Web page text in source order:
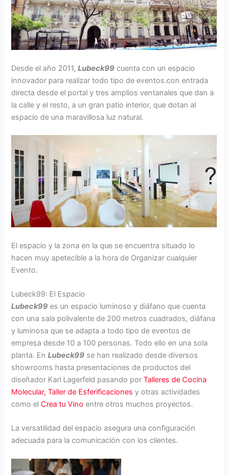
Desde el año 2011,Lubeck99 cuenta con un espacio
innovador para realizar todo tipo de eventos.con entrada
directa desde el portal y tres amplios ventanales que dan a
la calle y el resto, a un gran patio interior, que dotan al
espacio de una maravillosa luz natural.
El espacio y la zona en la que se encuentra situado lo
hacen muy apetecible a la hora de Organizar cualquier
Evento.
Lubeck99: El Espacio
Lubeck99 es un espacio luminoso y diáfano que cuenta
con una sala polivalente de 200 metros cuadrados, diáfana
y luminosa que se adapta a todo tipo de eventos de
empresa desde 10 a 100 personas. Todo ello en una sola
planta. EnLubeck99 se han realizado desde diversos
showrooms hasta presentaciones de productos del
diseñador Karl Lagerfeld pasando porTalleres de Cocina
Molecular, Taller de Esferificaciones y otras actividades
como elCrea tu Vino entre otros muchos proyectos.
La versatilidad del espacio asegura una configuración
adecuada para la comunicación con los clientes.